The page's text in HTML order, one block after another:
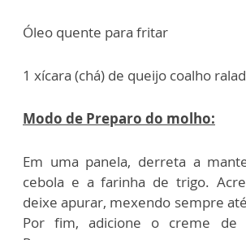
Óleo quente para fritar
1 xícara (chá) de queijo coalho
Modo de Preparo do molho:
Em uma panela, derreta a
cebola e a farinha de trigo.
deixe apurar, mexendo sempre
Por fim, adicione o creme